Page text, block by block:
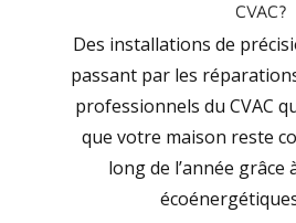
CVAC?
Des installations de
passant par les
professionnels du CVAC
que votre maison reste
long de l’année grâce